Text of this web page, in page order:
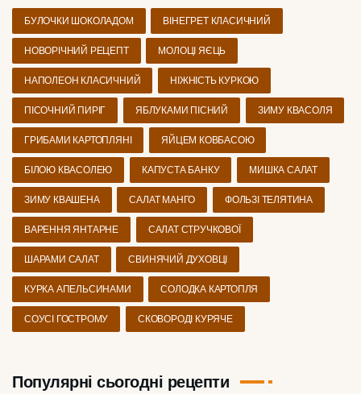
БУЛОЧКИ ШОКОЛАДОМ ВІНЕГРЕТ КЛАСИЧНИЙ
НОВОРІЧНИЙ РЕЦЕПТ МОЛОЦІ ЯЄЦЬ
НАПОЛЕОН КЛАСИЧНИЙ НІЖНІСТЬ КУРКОЮ
ПІСОЧНИЙ ПИРІГ ЯБЛУКАМИ ПІСНИЙ ЗИМУ КВАСОЛЯ
ГРИБАМИ КАРТОПЛЯНІ ЯЙЦЕМ КОВБАСОЮ
БІЛОЮ КВАСОЛЕЮ КАПУСТА БАНКУ МИШКА САЛАТ
ЗИМУ КВАШЕНА САЛАТ МАНГО ФОЛЬЗІ ТЕЛЯТИНА
ВАРЕННЯ ЯНТАРНЕ САЛАТ СТРУЧКОВОЇ
ШАРАМИ САЛАТ СВИНЯЧИЙ ДУХОВЦІ
КУРКА АПЕЛЬСИНАМИ СОЛОДКА КАРТОПЛЯ
СОУСІ ГОСТРОМУ СКОВОРОДІ КУРЯЧЕ
Популярні сьогодні рецепти